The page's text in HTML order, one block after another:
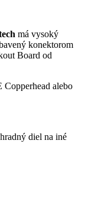
má vysoký
konektorom
Board od
alebo
diel na iné